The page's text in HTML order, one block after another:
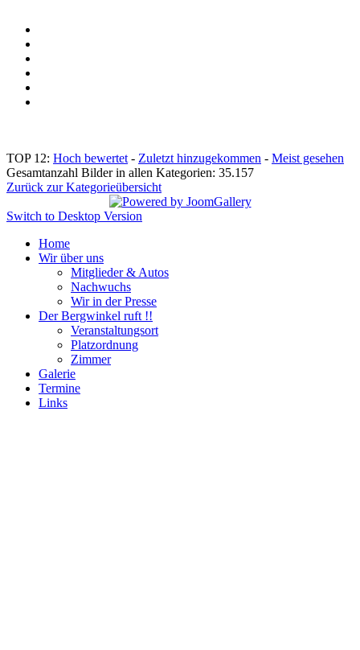
TOP 12: Hoch bewertet - Zuletzt hinzugekommen - Meist gesehen
Gesamtanzahl Bilder in allen Kategorien: 35.157
Zurück zur Kategorieübersicht
Switch to Desktop Version
Home
Wir über uns
Mitglieder & Autos
Nachwuchs
Wir in der Presse
Der Bergwinkel ruft !!
Veranstaltungsort
Platzordnung
Zimmer
Galerie
Termine
Links